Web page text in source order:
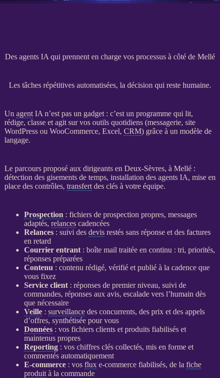
Des agents IA qui prennent en charge vos processus à côté de Mellé
Les tâches répétitives automatisées, la décision qui reste humaine.
Un agent IA n’est pas un gadget : c’est un programme qui lit,
rédige, classe et agit sur vos outils quotidiens (messagerie, site
WordPressou WooCommerce, Excel, CRM) grâce à un modèle de
langage.
Le parcours proposé aux dirigeants en Deux-Sèvres, à Mellé :
détection des gisements de temps, installation des agents IA, mise en
place des contrôles, transfertdes clés à votre équipe.
Prospection : fichiers de prospection propres, messages
adaptés, relancescadencées
Relances: suivi des devisrestés sans réponse et des factures
en retard
Courrier entrant: boîte mail traitée en continu : tri, priorités,
réponses préparées
Contenu : contenu rédigé, vérifié et publié à la cadence que
vous fixez
Service client: réponses de premier niveau, suivi de
commandes, réponses aux avis, escalade vers l’humain dès
que nécessaire
Veille: surveillancedes concurrents, des prix et des appels
d’offres, synthétisée pour vous
Données: vos fichiers clients et produits fiabilisés et
maintenus propres
Reporting: vos chiffres clés collectés, mis en forme et
commentés automatiquement
E-commerce: vos flux e-commercefiabilisés, de la fiche
produità la commande